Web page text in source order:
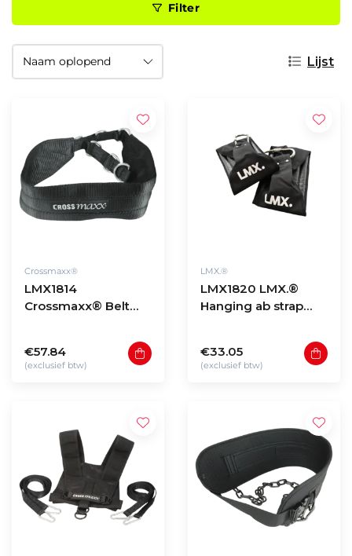
Filter
Lijst
Crossmaxx®
LMX1814
Crossmaxx® Belt
€57.84
(exclusief btw)
LMX.®
LMX1820 LMX.®
Hanging ab strap
€33.05
(exclusief btw)